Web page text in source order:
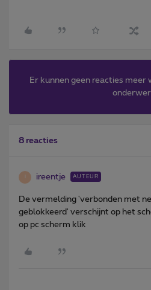
Er kunnen geen reacties meer
8 reacties
ireentje AUTEUR
De vermelding 'verbonden met
geblokkeerd' verschijnt op het
op pc scherm klik